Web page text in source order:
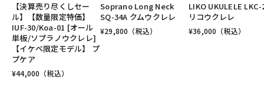
【決算売り尽くしセー
ル】【数量限定特価】
IUF-30/Koa-01 [オール
単板/ソプラノウクレレ]
【イケベ限定モデル】 プ
プケア
¥44,000 （税込）
Soprano Long Neck
SQ-34A クムウクレレ
¥29,800 （税込）
LIKO UKULELE
リコウクレレ
¥36,000 （税込）